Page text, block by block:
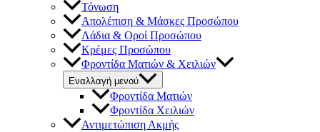
Τόνωση
Απολέπιση & Μάσκες Προσώπου
Λάδια & Οροί Προσώπου
Κρέμες Προσώπου
Φροντίδα Ματιών & Χειλιών
Εναλλαγή μενού
Φροντίδα Ματιών
Φροντίδα Χειλιών
Αντιμετώπιση Ακμής